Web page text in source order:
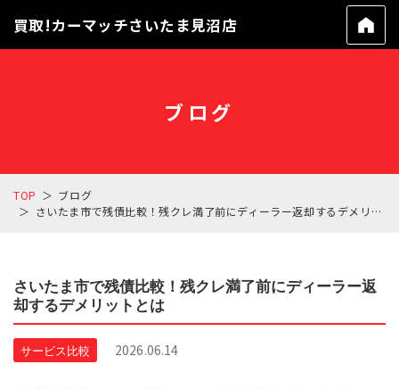
買取!カーマッチさいたま見沼店
ブログ
TOP
ブログ
さいたま市で残債比較！残クレ満了前にディーラー返却するデメリットとは
さいたま市で残債比較！残クレ満了前にディーラー返
却するデメリットとは
サービス比較 2026.06.14